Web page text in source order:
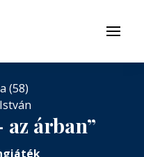
Menü
(58)
az árban”